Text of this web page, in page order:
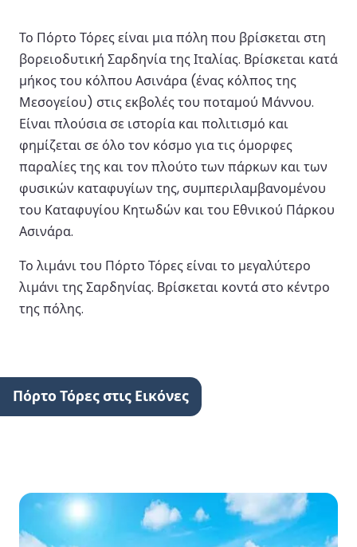
Το Πόρτο Τόρες είναι μια πόλη που βρίσκεται στη
βορειοδυτική Σαρδηνία της Ιταλίας. Βρίσκεται κατά
μήκος του κόλπου Ασινάρα (ένας κόλπος της
Μεσογείου) στις εκβολές του ποταμού Μάννου.
Είναι πλούσια σε ιστορία και πολιτισμό και
φημίζεται σε όλο τον κόσμο για τις όμορφες
παραλίες της και τον πλούτο των πάρκων και των
φυσικών καταφυγίων της, συμπεριλαμβανομένου
του Καταφυγίου Κητωδών και του Εθνικού Πάρκου
Ασινάρα.
Το λιμάνι του Πόρτο Τόρες είναι το μεγαλύτερο
λιμάνι της Σαρδηνίας. Βρίσκεται κοντά στο κέντρο
της πόλης.
Πόρτο Τόρες στις Εικόνες